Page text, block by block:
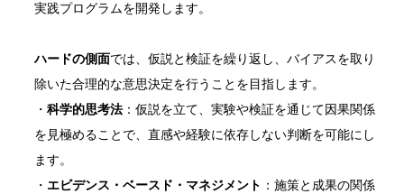
実践プログラムを開発します。
ハードの側面では、仮説と検証を繰り返し、バイアスを取り
除いた合理的な意思決定を行うことを目指します。
・科学的思考法 ：仮説を立て、実験や検証を通じて因果関係
を見極めることで、直感や経験に依存しない判断を可能にし
ます。
・ エビデンス・ベースド・マネジメント ：施策と成果の関係